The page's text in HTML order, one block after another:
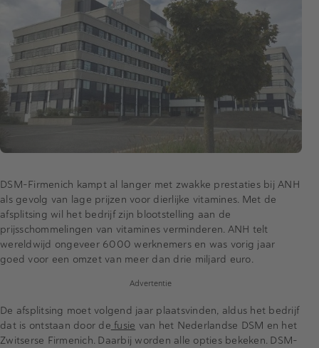
DSM-Firmenich kampt al langer met zwakke prestaties bij ANH
als gevolg van lage prijzen voor dierlijke vitamines. Met de
afsplitsing wil het bedrijf zijn blootstelling aan de
prijsschommelingen van vitamines verminderen. ANH telt
wereldwijd ongeveer 6000 werknemers en was vorig jaar
goed voor een omzet van meer dan drie miljard euro.
Advertentie
De afsplitsing moet volgend jaar plaatsvinden, aldus het bedrijf
dat is ontstaan door de fusie van het Nederlandse DSM en het
Zwitserse Firmenich. Daarbij worden alle opties bekeken. DSM-